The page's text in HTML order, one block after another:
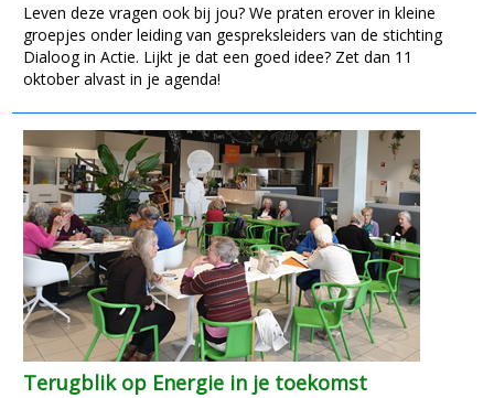
Leven deze vragen ook bij jou? We praten erover in kleine
groepjes onder leiding van gespreksleiders van de stichting
Dialoog in Actie. Lijkt je dat een goed idee? Zet dan 11
oktober alvast in je agenda!
Terugblik op Energie in je toekomst